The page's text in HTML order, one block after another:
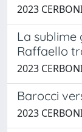
2023
La sublime
Raffaello
2023
Barocci
2023